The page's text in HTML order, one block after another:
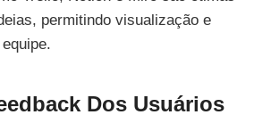
permitindo visualização e
Dos Usuários